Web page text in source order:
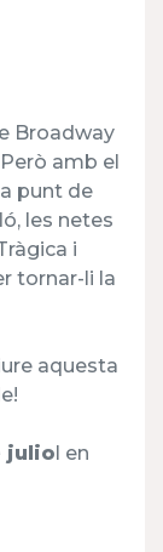
Broadway
amb el
punt de
les netes
i
tornar-li la
aquesta
juliol en